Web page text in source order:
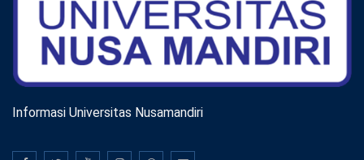
Informasi Universitas Nusamandiri